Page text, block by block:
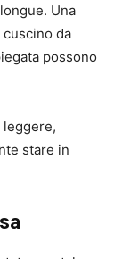
Una
da
possono
leggere,
stare in